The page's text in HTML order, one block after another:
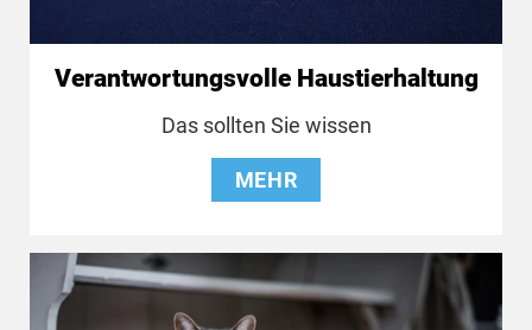
Verantwortungsvolle Haustierhaltung
Das sollten Sie wissen
MEHR